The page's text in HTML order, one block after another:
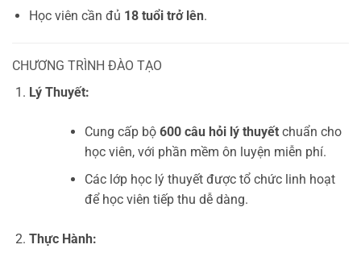
Học viên cần đủ 18 tuổi trở lên.
CHƯƠNG TRÌNH ĐÀO TẠO
Lý Thuyết:
Cung cấp bộ 600 câu hỏi lý thuyếtchuẩn cho
học viên, với phần mềm ôn luyện miễn phí.
Các lớp học lý thuyết được tổ chức linh hoạt
để học viên tiếp thu dễ dàng.
Thực Hành: